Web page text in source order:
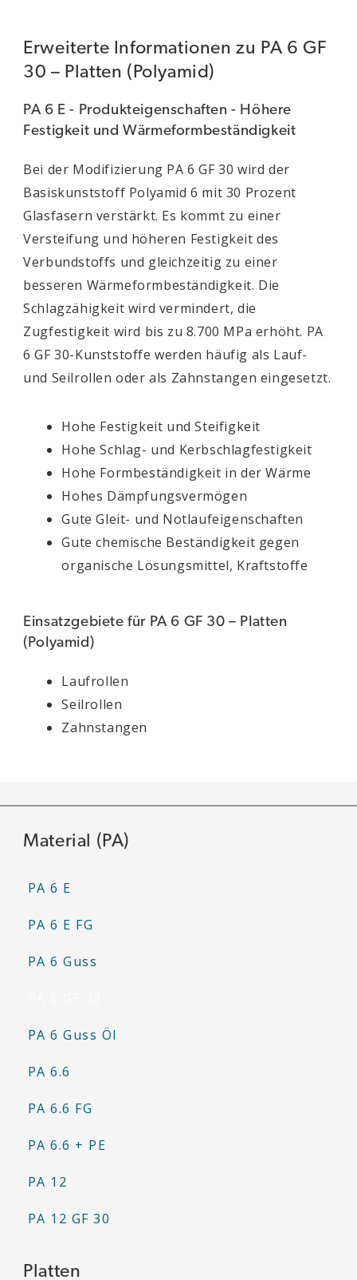
Platten
Material (PA)
PA 6 E
PA 6 E FG
PA 6 Guss
PA 6 Guss Öl
PA 6.6
PA 6.6 FG
PA 6.6 + PE
PA 12
PA 12 GF 30
Erweiterte Informationen zu PA 6 GF
30 – Platten (Polyamid)
PA 6 E - Produkteigenschaften - Höhere
Festigkeit und Wärmeformbeständigkeit
Bei der Modifizierung PA 6 GF 30 wird der
Basiskunststoff Polyamid 6 mit 30 Prozent
Glasfasern verstärkt. Es kommt zu einer
Versteifung und höheren Festigkeit des
Verbundstoffs und gleichzeitig zu einer
besseren Wärmeformbeständigkeit. Die
Schlagzähigkeit wird vermindert, die
Zugfestigkeit wird bis zu 8.700 MPa erhöht. PA
6 GF 30-Kunststoffe werden häufig als Lauf-
und Seilrollen oder als Zahnstangen eingesetzt.
Hohe Festigkeit und Steifigkeit
Hohe Schlag- und Kerbschlagfestigkeit
Hohe Formbeständigkeit in der Wärme
Hohes Dämpfungsvermögen
Gute Gleit- und Notlaufeigenschaften
Gute chemische Beständigkeit gegen
organische Lösungsmittel, Kraftstoffe
Einsatzgebiete für PA 6 GF 30 – Platten
(Polyamid)
Laufrollen
Seilrollen
Zahnstangen